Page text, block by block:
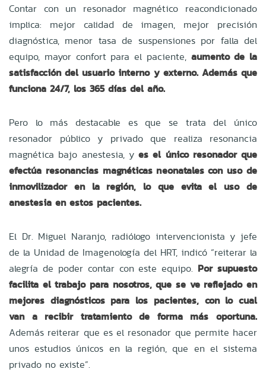
Contar con un resonador magnético reacondicionado
implica: mejor calidad de imagen, mejor precisión
diagnóstica, menor tasa de suspensiones por falla del
equipo, mayor confort para el paciente, aumento de la
satisfacción del usuario interno y externo. Además que
funciona 24/7, los 365 días del año.
Pero lo más destacable es que se trata del único
resonador público y privado que realiza resonancia
magnética bajo anestesia, y es el único resonador que
efectúa resonancias magnéticas neonatales con uso de
inmovilizador en la región, lo que evita el uso de
anestesia en estos pacientes.
El Dr. Miguel Naranjo, radiólogo intervencionista y jefe
de la Unidad de Imagenología del HRT, indicó “reiterar la
alegría de poder contar con este equipo. Por supuesto
facilita el trabajo para nosotros, que se ve reflejado en
mejores diagnósticos para los pacientes, con lo cual
van a recibir tratamiento de forma más oportuna.
Además reiterar que es el resonador que permite hacer
unos estudios únicos en la región, que en el sistema
privado no existe”.